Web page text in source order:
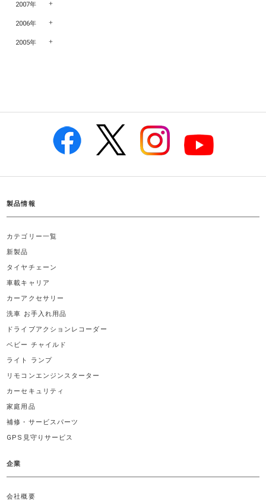
2007年
2006年
2005年
製品情報
カテゴリー一覧
新製品
タイヤチェーン
車載キャリア
カーアクセサリー
洗車 お手入れ用品
ドライブアクションレコーダー
ベビー チャイルド
ライト ランプ
リモコンエンジンスターター
カーセキュリティ
家庭用品
補修・サービスパーツ
GPS見守りサービス
企業
会社概要